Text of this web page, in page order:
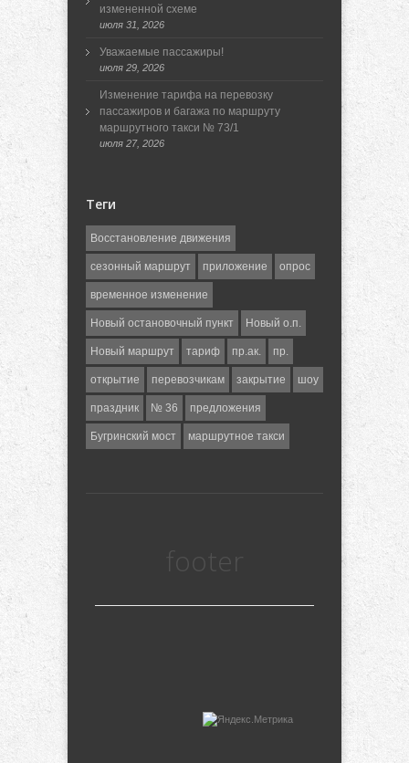
измененной схеме
июля 31, 2026
Уважаемые пассажиры!
июля 29, 2026
Изменение тарифа на перевозку
пассажиров и багажа по маршруту
маршрутного такси № 73/1
июля 27, 2026
Теги
Восстановление движения
сезонный маршрут приложение опрос
временное изменение
Новый остановочный пункт Новый о.п.
Новый маршрут тариф пр.ак. пр.
открытие перевозчикам закрытие шоу
праздник № 36 предложения
Бугринский мост маршрутное такси
footer